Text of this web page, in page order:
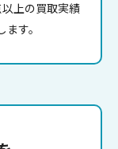
上の買取実績
す。